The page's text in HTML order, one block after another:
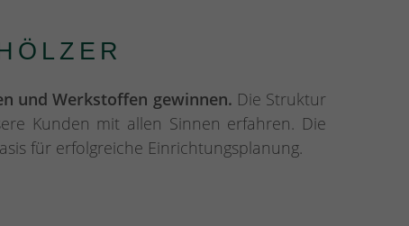
und Werkstoffen gewinnen. Die Struktur
Kunden mit allen Sinnen erfahren. Die
für erfolgreiche Einrichtungsplanung.